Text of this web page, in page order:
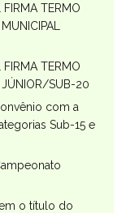
TERMO
TERMO
JÚNIOR/SUB-20
com a
Sub-15 e
o título do